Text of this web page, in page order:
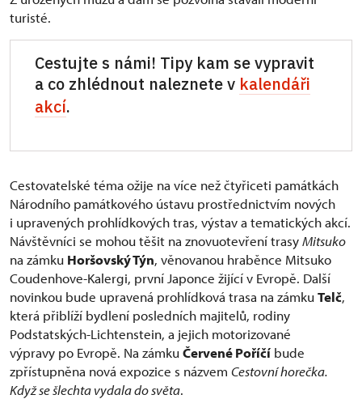
turisté.
Cestujte s námi! Tipy kam se vypravit
a co zhlédnout naleznete v kalendáři
akcí.
Cestovatelské téma ožije na více než čtyřiceti památkách
Národního památkového ústavu prostřednictvím nových
i upravených prohlídkových tras, výstav a tematických akcí.
Návštěvníci se mohou těšit na znovuotevření trasyMitsuko
na zámku Horšovský Týn, věnovanou hraběnce Mitsuko
Coudenhove-Kalergi, první Japonce žijící v Evropě. Další
novinkou bude upravená prohlídková trasa na zámkuTelč,
která přiblíží bydlení posledních majitelů, rodiny
Podstatských-Lichtenstein, a jejich motorizované
výpravy po Evropě. Na zámkuČervené Poříčí bude
zpřístupněna nová expozice s názvem Cestovní horečka.
Když se šlechta vydala do světa.